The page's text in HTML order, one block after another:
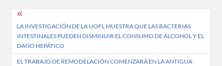
Post
navigation
LA INVESTIGACIÓN DE LA UOFL MUESTRA QUE LAS BACTERIAS
INTESTINALES PUEDEN DISMINUIR EL CONSUMO DE ALCOHOL Y EL
DAÑO HEPÁTICO
EL TRABAJO DE REMODELACIÓN COMENZARÁ EN LA ANTIGUA